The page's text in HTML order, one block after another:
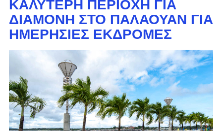
ΚΑΛΎΤΕΡΗ ΠΕΡΙΟΧΉ ΓΙΑ
ΔΙΑΜΟΝΉ ΣΤΟ ΠΑΛΑΟΥΆΝ ΓΙΑ
ΗΜΕΡΉΣΙΕΣ ΕΚΔΡΟΜΈΣ